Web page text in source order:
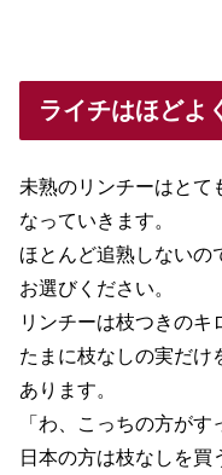
ライチはほどよ
未熟のリンチーはとて
なっていきます。
ほとんど追熟しないの
お選びください。
リンチーは枝つきのキ
たまに枝なしの実だけ
あります。
「わ、こっちの方がす
日本の方は枝なしを買